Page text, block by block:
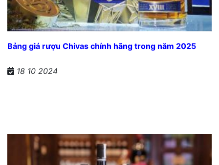
Bảng giá rượu Chivas chính hãng trong năm 2025
18 10 2024